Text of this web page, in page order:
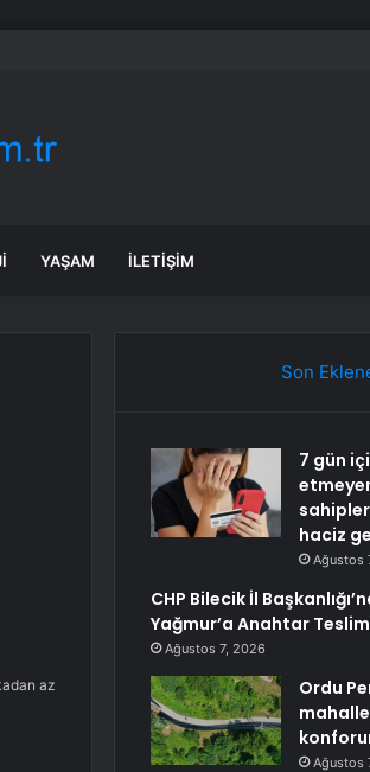
YAŞAM İLETIŞIM
az
Son
7 gün
haciz
Ağustos
CHP Bilecik İl
Yağmur’a Anahtar
Ağustos 7, 2026
Ordu
Ağustos